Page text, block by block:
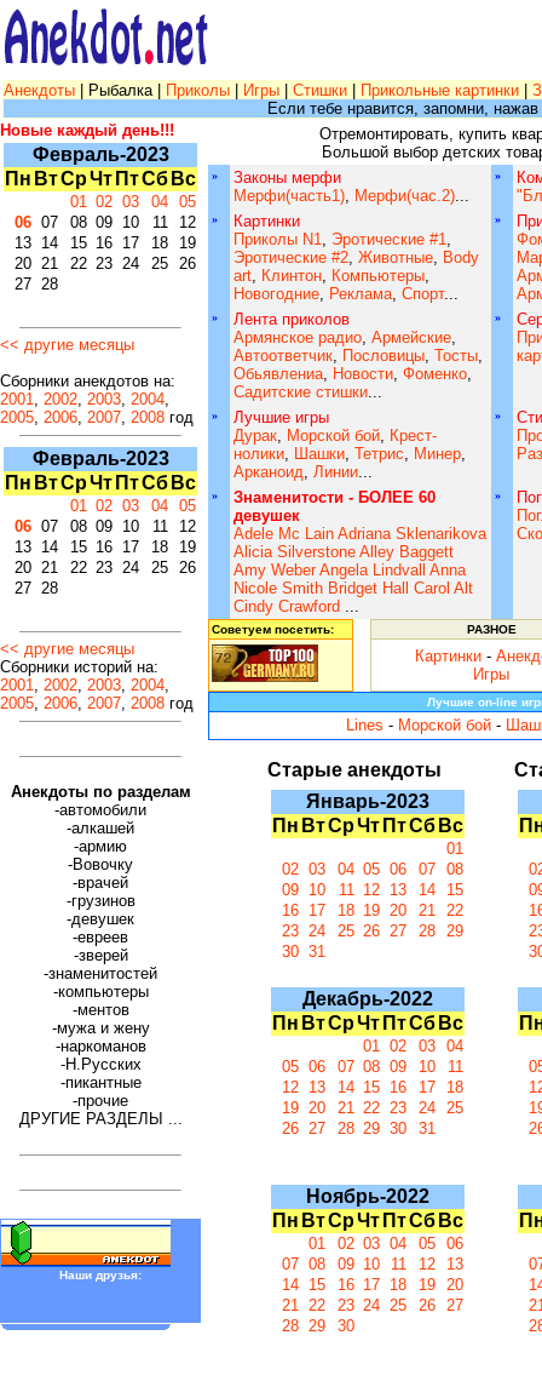
Анекдоты | Рыбалка | Приколы Игры Стишки Прикольные картинки
Если тебе нравится, запомни,
Новые каждый день!!!
Февраль-2023
Пн ВтСрЧт ПтСб Вс
01 02 03 04 05
06 07 08 09 10 11
12
13 14 15 16 17 18
19
20 21 22 23 24 25 26
27 28
<< другие месяцы
Сборники анекдотов на:
2001, 2002, 2003, 2004,
2005, 2006, 2007, 2008 год
Февраль-2023
Пн ВтСрЧт ПтСб Вс
01 02 03 04 05
06 07 08 09 10 11
12
13 14 15 16 17 18
19
20 21 22 23 24 25 26
27 28
<< другие месяцы
Сборники историй на:
2001, 2002, 2003, 2004,
2005, 2006, 2007, 2008 год
Анекдоты по разделам
-автомобили
-алкашей
-армию
-Вовочку
-врачей
-грузинов
-девушек
-евреев
-зверей
-знаменитостей
-компьютеры
-ментов
-мужа и жену
-наркоманов
-Н.Русских
-пикантные
-прочие
ДРУГИЕ РАЗДЕЛЫ ...
Наши друзья:
Отремонтировать, купить
Большой выбор детских
»
Законы мерфи
Мерфи(часть1), Мерфи(час.2)...
»
»
Картинки
Приколы N1, Эротические #1,
Эротические #2, Животные, Body
art, Клинтон, Компьютеры,
Новогодние, Реклама, Спорт...
»
»
Лента приколов
Армянское радио, Армейские,
Автоответчик, Пословицы, Тосты,
Обьявлениа, Новости, Фоменко,
Садитские стишки...
»
»
Лучшие игры
Дурак, Морской бой, Крест-
нолики, Шашки, Тетрис, Минер,
Арканоид, Линии...
»
»
Знаменитости - БОЛЕЕ 60
девушек
Adele Mc Lain Adriana Sklenarikova
Alicia Silverstone Alley Baggett
Amy Weber Angela Lindvall Anna
Nicole Smith Bridget Hall Carol Alt
Cindy Crawford ...
»
Советуем посетить: РАЗНОЕ
Картинки -
Игры
Лучшие on-line
Lines - Морской бой -
Старые анекдоты
Январь-2023
Пн ВтСрЧт ПтСб Вс
01
02 03 04 05 06 07 08
09 10 11 12 13 14
15
16 17 18 19 20 21 22
23 24 25 26 27 28 29
30 31
Декабрь-2022
Пн ВтСрЧт ПтСб Вс
01 02 03 04
05 06 07 08 09 10
11
12 13 14 15 16 17
18
19 20 21 22 23 24 25
26 27 28 29 30 31
Ноябрь-2022
Пн ВтСрЧт ПтСб Вс
01 02 03 04 05 06
07 08 09 10 11 12
13
14 15 16 17 18 19 20
21 22 23 24 25 26 27
28 29 30